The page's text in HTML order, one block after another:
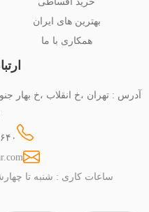
بهترین های ایران
همکاری با ما
آدرس : تهران ،خ انقلاب ،خ بهار
ساعات کاری : شنبه تا چهارشنبه 9 الی 18 | پنجشنبه